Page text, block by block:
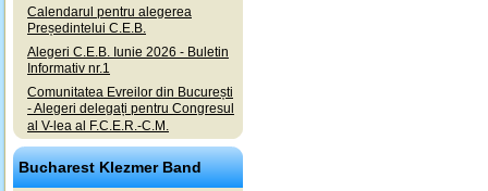
Calendarul pentru alegerea
Președintelui C.E.B.
Alegeri C.E.B. Iunie 2026 - Buletin
Informativ nr.1
Comunitatea Evreilor din București
- Alegeri delegați pentru Congresul
al V-lea al F.C.E.R.-C.M.
Bucharest Klezmer Band